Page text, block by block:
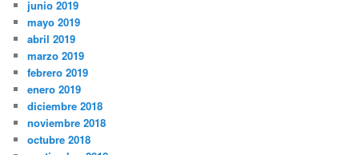
junio 2019
mayo 2019
abril 2019
marzo 2019
febrero 2019
enero 2019
diciembre 2018
noviembre 2018
octubre 2018